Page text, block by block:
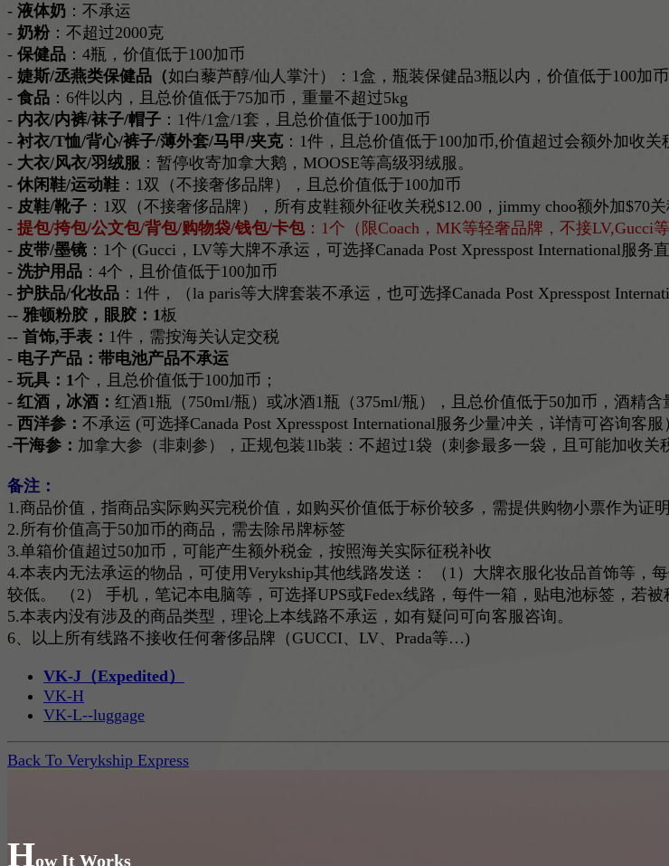
- 液体奶 ：不承运
- 奶粉 ：不超过2000克
- 保健品 ：4瓶，价值低于100加币
- 婕斯/丞燕类保健品（如白藜芦醇/仙人掌汁）：1盒，瓶装保健品3瓶以内，价值低于100加币
- 食品 ：6件以内，且总价值低于75加币，重量不超过5kg
- 内衣/内裤/袜子/帽子 ：1件/1盒/1套，且总价值低于100加币
- 衬衣/T恤/背心/裤子/薄外套/马甲/夹克 ：1件，且总价值低于100加币,价值超过会额外加收关
- 大衣/风衣/羽绒服 ：暂停收寄加拿大鹅，MOOSE等高级羽绒服。
- 休闲鞋/运动鞋 ：1双（不接奢侈品牌），且总价值低于100加币
- 皮鞋/靴子 ：1双（不接奢侈品牌），所有皮鞋额外征收关税$12.00，jimmy choo额外加$70
- 提包/挎包/公文包/背包/购物袋/钱包/卡包：1个（限Coach，MK等轻奢品牌，不接LV,Gucci
- 皮带/墨镜 ：1个 (Gucci，LV等大牌不承运，可选择Canada Post Xpresspost International服务
- 洗护用品 ：4个，且价值低于100加币
- 护肤品/化妆品 ：1件，（la paris等大牌套装不承运，也可选择Canada Post Xpresspost
-- 雅顿粉胶，眼胶：1板
-- 首饰,手表： 1件，需按海关认定交税
- 电子产品：带电池产品不承运
- 玩具：1个，且总价值低于100加币；
- 红酒，冰酒： 红酒1瓶（750ml/瓶）或冰酒1瓶（375ml/瓶），且总价值低于50加币，酒精
- 西洋参： 不承运 (可选择Canada Post Xpresspost International服务少量冲关，详情可咨询客服
-干海参： 加拿大参（非刺参），正规包装1lb装：不超过1袋（刺参最多一袋，且可能加收关
备注：
1.商品价值，指商品实际购买完税价值，如购买价值低于标价较多，需提供购物小票作为证明
2.所有价值高于50加币的商品，需去除吊牌标签
3.单箱价值超过50加币，可能产生额外税金，按照海关实际征税补收
4.本表内无法承运的物品，可使用Verykship其他线路发送： （1）大牌衣服化妆品首饰等，
较低。 （2） 手机，笔记本电脑等，可选择UPS或Fedex线路，每件一箱，贴电池标签，若被
5.本表内没有涉及的商品类型，理论上本线路不承运，如有疑问可向客服咨询。
6、以上所有线路不接收任何奢侈品牌（GUCCI、LV、Prada等…)
VK-J（Expedited）
VK-H
VK-L--luggage
Back To Verykship Express
How It Works